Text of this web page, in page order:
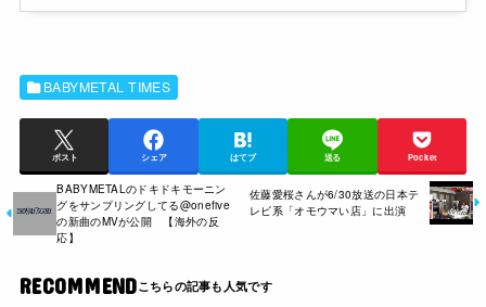
BABYMETAL TIMES
ポスト シェア はてブ 送る Pocket
BABYMETALのドキドキモーニン
グをサンプリングしてる@onefive
の新曲のMVが公開 【海外の反
応】
佐藤愛桜さんが6/30放送の日本テ
レビ系「オモウマい店」に出演
RECOMMEND